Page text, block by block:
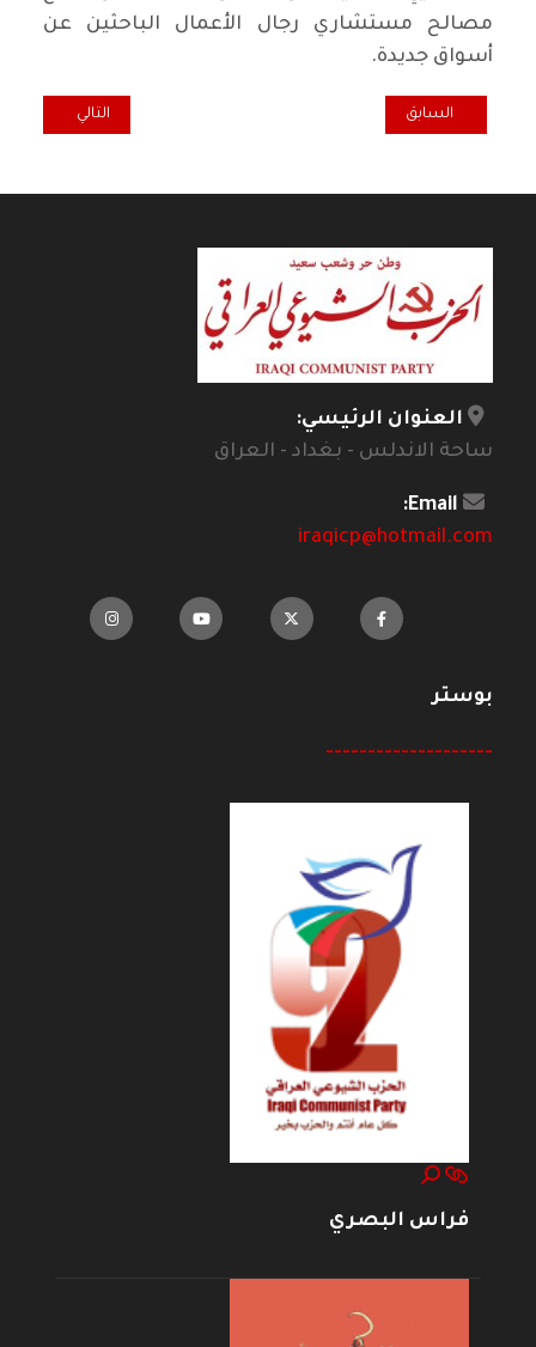
مصالح مستشاري رجال الأعمال الباحثين عن
أسواق جديدة.
المقال السابق: ماركسيات ما بعد ماركس
السابق المقال التالي:
التالي
العنوان الرئيسي:
ساحة الاندلس - بغداد - العراق
Email:
iraqicp@hotmail.com
بوستر
--------------------
فراس البصري